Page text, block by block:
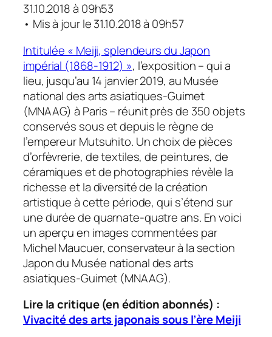
31.10.2018 à 09h53
• Mis à jour le31.10.2018 à 09h57
Intitulée « Meiji, splendeurs du Japon
impérial (1868-1912) », l’exposition – qui a
lieu, jusqu’au 14 janvier 2019, au Musée
national des arts asiatiques-Guimet
(MNAAG) à Paris – réunit près de 350 objets
conservés sous et depuis le règne de
l’empereur Mutsuhito. Un choix de pièces
d’orfèvrerie, de textiles, de peintures, de
céramiques et de photographies révèle la
richesse et la diversité de la création
artistique à cette période, qui s’étend sur
une durée de quarnate-quatre ans. En voici
un aperçu en images commentées par
Michel Maucuer, conservateur à la section
Japon du Musée national des arts
asiatiques-Guimet (MNAAG).
Lire la critique (en édition abonnés) :
Vivacité des arts japonais sous l’ère Meiji